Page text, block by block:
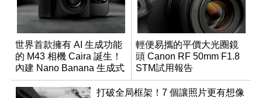
世界首款擁有 AI 生成功能
的 M43 相機 Caira 誕生！
內建 Nano Banana 生成式
AI
輕便易攜的平價大光圈鏡
頭 Canon RF 50mm F1.8
STM試用報告
打破全局框架！7 個讓照片更有想像